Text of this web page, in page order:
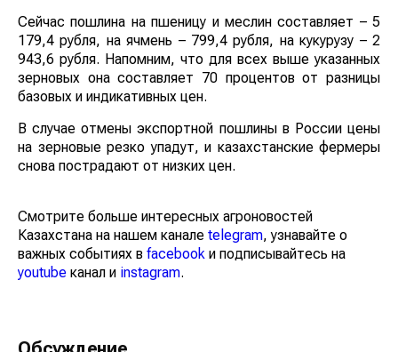
Сейчас пошлина на пшеницу и меслин составляет – 5
179,4 рубля, на ячмень – 799,4 рубля, на кукурузу – 2
943,6 рубля. Напомним, что для всех выше указанных
зерновых она составляет 70 процентов от разницы
базовых и индикативных цен.
В случае отмены экспортной пошлины в России цены
на зерновые резко упадут, и казахстанские фермеры
снова пострадают от низких цен.
Смотрите больше интересных агроновостей
Казахстана на нашем канале telegram, узнавайте о
важных событиях в facebook и подписывайтесь на
youtube канал и instagram.